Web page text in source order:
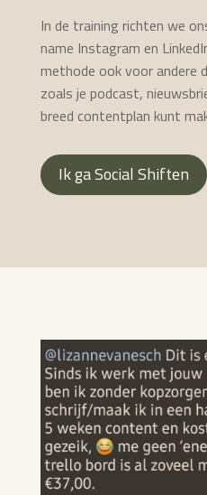
In de training richten we
name Instagram en
methode ook voor andere
zoals je podcast,
breed contentplan kunt
Ik ga Social Shiften